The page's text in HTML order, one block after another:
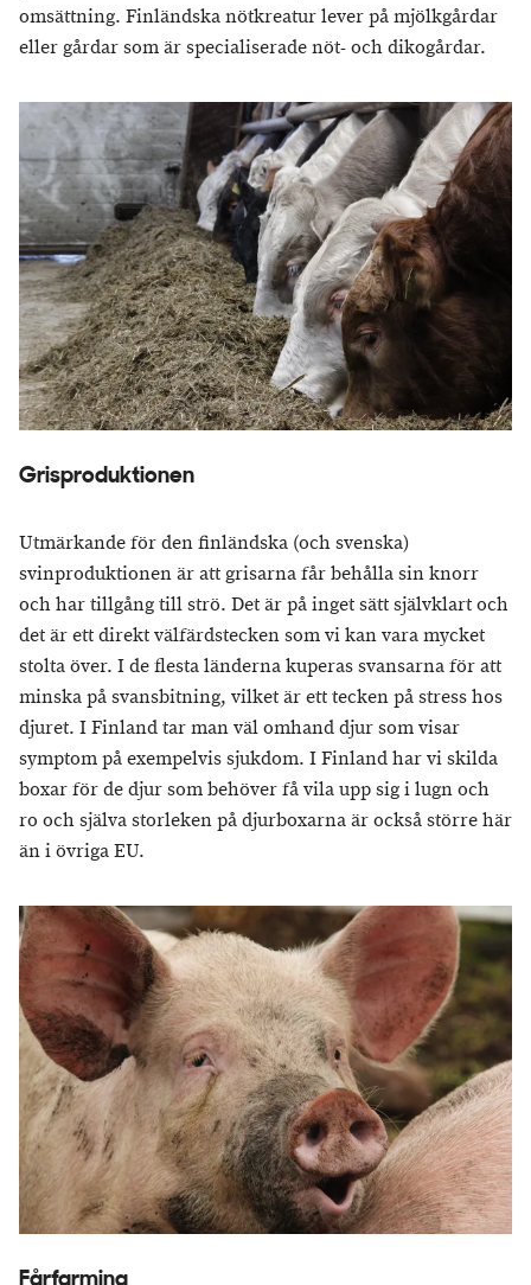
omsättning. Finländska nötkreatur lever på mjölkgårdar
eller gårdar som är specialiserade nöt- och dikogårdar.
Grisproduktionen
Utmärkande för den finländska (och svenska)
svinproduktionen är att grisarna får behålla sin knorr
och har tillgång till strö. Det är på inget sätt självklart och
det är ett direkt välfärdstecken som vi kan vara mycket
stolta över. I de flesta länderna kuperas svansarna för att
minska på svansbitning, vilket är ett tecken på stress hos
djuret. I Finland tar man väl omhand djur som visar
symptom på exempelvis sjukdom. I Finland har vi skilda
boxar för de djur som behöver få vila upp sig i lugn och
ro och själva storleken på djurboxarna är också större här
än i övriga EU.